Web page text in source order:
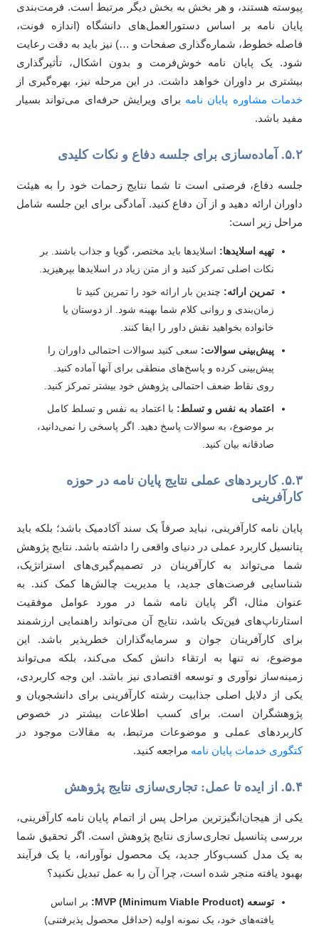
هستند، و هر بخش به بخش دیگر مرتبط است. فرمت‌بندی
نامه بر اساس دستورالعمل‌های دانشگاه (اندازه فونت،
خطوط، شماره‌گذاری صفحات و …) نیز باید به دقت رعایت
یک پایان نامه خوش‌فرمت و بدون اشکال، تأثیرگذاری
بر داوران خواهد داشت. در این مرحله نیز، بهره‌گیری از
مشاوره پایان نامه برای ویرایش حرفه‌ای می‌تواند بسیار
باشد.
دفاع، فرصتی است تا شما نتایج زحمات خود را به هیئت
ارائه دهید و از آن دفاع کنید. آمادگی برای این جلسه شامل
زیر است:
تهیه اسلایدها:اسلایدها باید مختصر، گویا و جذاب باشند. بر
نکات اصلی تمرکز کنید و از متن زیاد در اسلایدها بپرهیزید.
تمرین ارائه: چندین بار ارائه خود را تمرین کنید تا
زمان‌بندی و روانی کلام شما بهینه شود. از دوستان یا
خانواده بخواهید نقش داور را ایفا کنند.
پیش‌بینی سوالات:سعی کنید سوالات احتمالی داوران را
پیش‌بینی کرده و پاسخ‌های منطقی برای آنها آماده کنید.
روی نقاط ضعف احتمالی پژوهش خود بیشتر تمرکز کنید.
اعتماد به نفس و تسلط:با اعتماد به نفس و تسلط کامل
بر موضوع، به سوالات پاسخ دهید. اگر پاسخی را نمی‌دانید،
صادقانه بیان کنید.
۵.۳. کاربردهای عملی نتایج پایان نامه در حوزه
نامه کارآفرینی، نباید صرفاً یک سند آکادمیک باشد؛ بلکه باید
کاربرد عملی در دنیای واقعی را داشته باشد. نتایج پژوهش
می‌تواند به کارآفرینان در تصمیم‌گیری‌های استراتژیک،
فرصت‌های جدید، یا مدیریت چالش‌ها کمک کند. به
مثال، اگر پایان نامه شما در مورد عوامل موفقیت
فین‌تک باشد، نتایج آن می‌تواند راهنمایی ارزشمند
کارآفرینان جوان و سرمایه‌گذاران خطرپذیر باشد. این
نه تنها به ارتقاء دانش کمک می‌کند، بلکه می‌تواند
نوآوری و توسعه اقتصادی نیز باشد. این وجه کاربردی،
از دلایل اصلی جذابیت رشته کارآفرینی برای دانشجویان و
است. برای کسب اطلاعات بیشتر در خصوص
عملی و موضوعات مرتبط، به مقالات موجود در
خدمات پایان نامهمراجعه کنید.
از هیجان‌انگیزترین مراحل پس از اتمام پایان نامه کارآفرینی،
پتانسیل تجاری‌سازی نتایج پژوهش است. اگر تحقیق شما
یک مدل کسب‌وکار جدید، یک محصول نوآورانه، یا یک فرآیند
یافته منجر شده است، چرا آن را به عمل تبدیل نکنید؟
توسعه MVP (Minimum Viable Product):
بر اساس
یافته‌های خود، یک نمونه اولیه (حداقل محصول پذیرفتنی)